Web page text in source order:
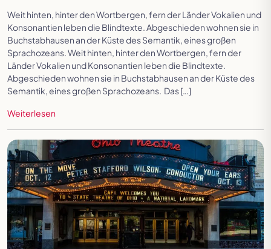
Festspielreisen
Weit hinten, hinter den Wortbergen, fern der Länder Vokalien und
Konsonantien leben die Blindtexte. Abgeschieden wohnen sie in
Buchstabhausen an der Küste des Semantik, eines großen
Sprachozeans. Weit hinten, hinter den Wortbergen, fern der
Länder Vokalien und Konsonantien leben die Blindtexte.
Abgeschieden wohnen sie in Buchstabhausen an der Küste des
Semantik, eines großen Sprachozeans. Das […]
Weiterlesen